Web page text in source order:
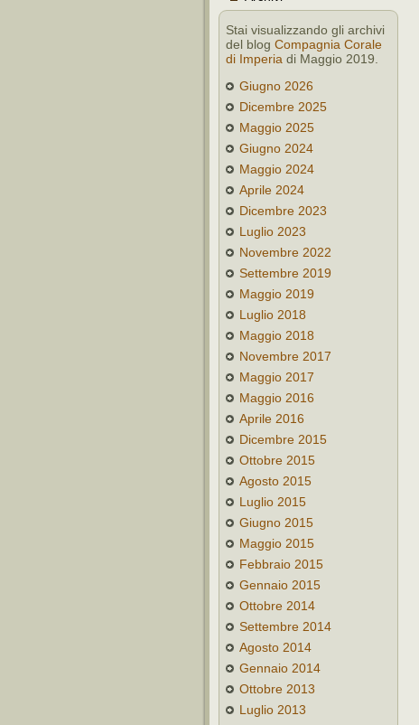
Stai visualizzando gli archivi
del blog Compagnia Corale
di Imperia di Maggio 2019.
Giugno 2026
Dicembre 2025
Maggio 2025
Giugno 2024
Maggio 2024
Aprile 2024
Dicembre 2023
Luglio 2023
Novembre 2022
Settembre 2019
Maggio 2019
Luglio 2018
Maggio 2018
Novembre 2017
Maggio 2017
Maggio 2016
Aprile 2016
Dicembre 2015
Ottobre 2015
Agosto 2015
Luglio 2015
Giugno 2015
Maggio 2015
Febbraio 2015
Gennaio 2015
Ottobre 2014
Settembre 2014
Agosto 2014
Gennaio 2014
Ottobre 2013
Luglio 2013